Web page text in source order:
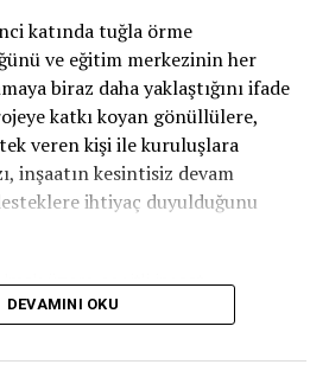
katında tuğla örme
ve eğitim merkezinin her
biraz daha yaklaştığını ifade
katkı koyan gönüllülere,
veren kişi ile kuruluşlara
inşaatın kesintisiz devam
ihtiyaç duyulduğunu
üzere çeşitli inşaat
önem taşıdığını
yapma anlayışıyla bugünlere
DEVAMINI OKU